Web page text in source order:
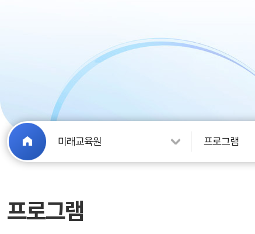
미래교육원
KREON
프로그램
프로그램